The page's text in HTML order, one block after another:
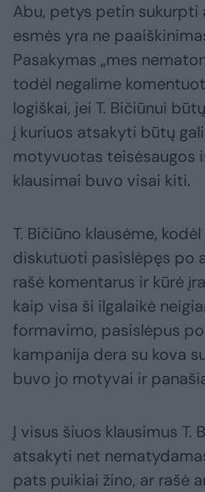
Abu, petys petin sukurpti
esmės yra ne
Pasakymas „mes
todėl negalime
logiškai, jei T. Bičiūnui
į kuriuos atsakyti būtų
motyvuotas teisėsaugos
klausimai buvo visai kiti.
T. Bičiūno klausėme,
diskutuoti pasislėpęs po
rašė komentarus ir kūrė
kaip visa ši ilgalaikė
formavimo, pasislėpus
kampanija dera su kova
buvo jo motyvai ir
Į visus šiuos klausimus T.
atsakyti net
pats puikiai žino, ar rašė